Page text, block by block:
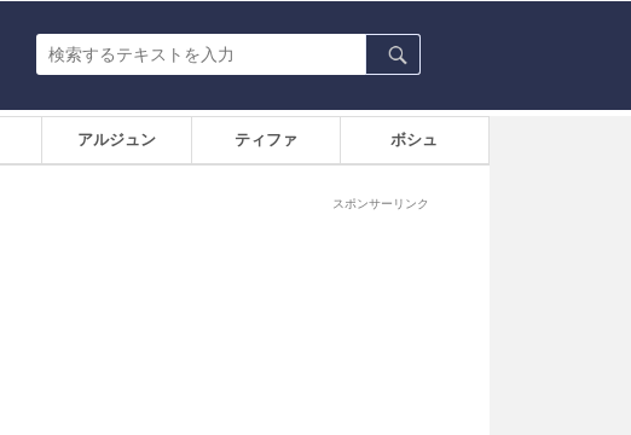
アルジュン ティファ ボシュ
スポンサーリンク